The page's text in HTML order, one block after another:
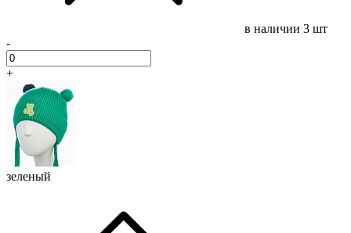
в наличии 3 шт
-
+
зеленый